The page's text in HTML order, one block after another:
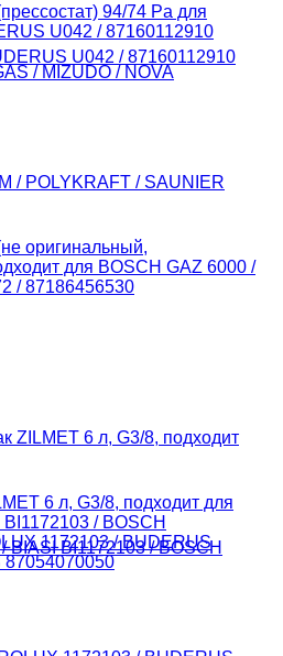
94/74 Pa для
U042 / 87160112910
оригинальный,
для BOSCH GAZ 6000 /
/ 87186456530
6 л, G3/8, подходит для
/ BOSCH
1172103 / BUDERUS
87054070050